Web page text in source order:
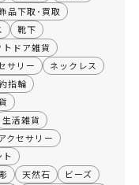
品下取･買取
靴下
トドア雑貨
サリー
ネックレス
指輪
生活雑貨
クセサリー
天然石
ビーズ